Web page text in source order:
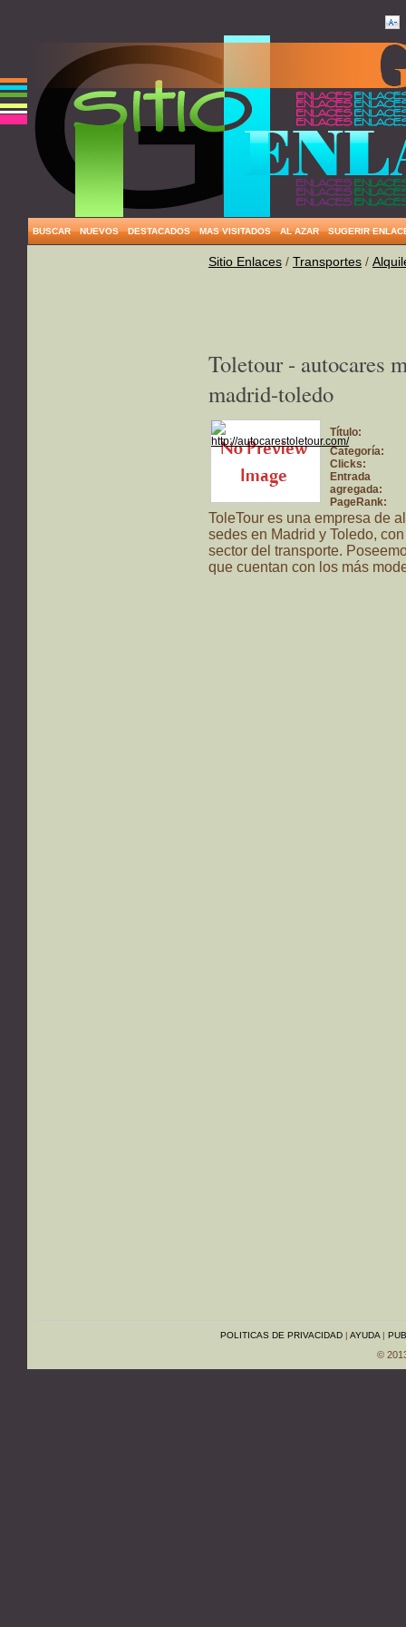
BUSCAR NUEVOS DESTACADOS MAS VISITADOS AL AZAR SUGERIR
Sitio Enlaces / Transportes /
Toletour - autocares
madrid-toledo
Título:
Categoría:
Clicks:
Entrada
agregada:
PageRank:
ToleTour es una empresa de
sedes en Madrid y Toledo,
sector del transporte.
que cuentan con los más
POLITICAS DE PRIVACIDAD| AYUDA|
©